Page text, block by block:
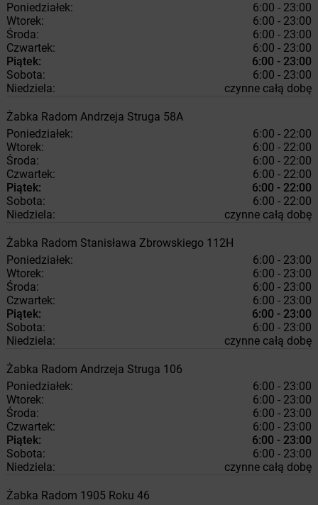
Poniedziałek:
6:00 - 23:00
Wtorek:
6:00 - 23:00
Środa:
6:00 - 23:00
Czwartek:
6:00 - 23:00
Piątek:
6:00 - 23:00
Sobota:
6:00 - 23:00
Niedziela:
czynne całą dobę
Żabka Radom Andrzeja Struga 58A
Poniedziałek:
6:00 - 22:00
Wtorek:
6:00 - 22:00
Środa:
6:00 - 22:00
Czwartek:
6:00 - 22:00
Piątek:
6:00 - 22:00
Sobota:
6:00 - 22:00
Niedziela:
czynne całą dobę
Żabka Radom Stanisława Zbrowskiego 112H
Poniedziałek:
6:00 - 23:00
Wtorek:
6:00 - 23:00
Środa:
6:00 - 23:00
Czwartek:
6:00 - 23:00
Piątek:
6:00 - 23:00
Sobota:
6:00 - 23:00
Niedziela:
czynne całą dobę
Żabka Radom Andrzeja Struga 106
Poniedziałek:
6:00 - 23:00
Wtorek:
6:00 - 23:00
Środa:
6:00 - 23:00
Czwartek:
6:00 - 23:00
Piątek:
6:00 - 23:00
Sobota:
6:00 - 23:00
Niedziela:
czynne całą dobę
Żabka Radom 1905 Roku 46